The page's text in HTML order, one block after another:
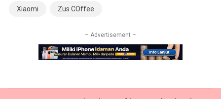
Xiaomi Zus COffee
– Advertisement –